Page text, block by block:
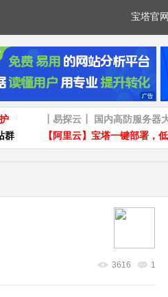
宝塔官网
┃易探云┃ 国内高防服务器
群 【阿里云】宝塔一键部署，
1
3616